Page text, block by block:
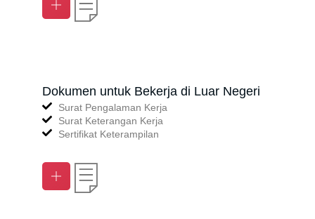
Dokumen untuk Bekerja di Luar Negeri
Surat Pengalaman Kerja
Surat Keterangan Kerja
Sertifikat Keterampilan